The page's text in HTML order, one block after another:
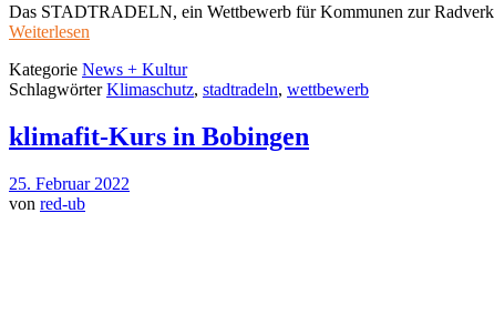
Das STADTRADELN, ein Wettbewerb für Kommunen zur
Weiterlesen
Kategorie News + Kultur
SchlagwörterKlimaschutz, stadtradeln, wettbewerb
klimafit-Kurs in Bobingen
25. Februar 2022
von red-ub